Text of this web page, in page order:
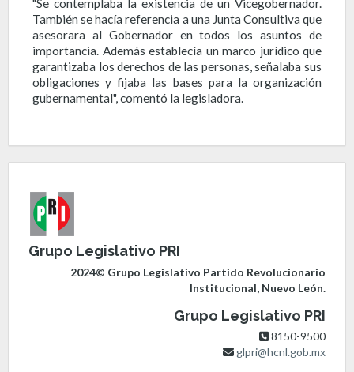
También se hacía referencia a una Junta Consultiva que
asesorara al Gobernador en todos los asuntos de
importancia. Además establecía un marco jurídico que
garantizaba los derechos de las personas, señalaba sus
obligaciones y fijaba las bases para la organización
gubernamental", comentó la legisladora.
Grupo Legislativo PRI
2024© Grupo Legislativo Partido Revolucionario
Institucional, Nuevo León.
Grupo Legislativo PRI
8150-9500
glpri@hcnl.gob.mx